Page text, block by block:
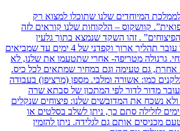
המיוחדים שלנו שתוכלו למצוא רק
קוושקוס – הלקוחות שלנו קוראים לזה
. זהו השקד שנמצא בתוך גלעין
המשמש. השקד עובר תהליך ארוך וקפדני של 4 ימים עד שמביאים
גרנולה מטריפה- אחרי שתטעמו את שלנו, לא
אחרת, גם טעימה וגם במחיר שמתאים לכל כיס.
כמו: אשורה ומלבי. מספן (מרציפן) בעבודה
מדור לדור לפי המתכון של סבתא שרה
נשכח את המדובשים שלנו: פיצוחים שנקלים
לזלילה סתם כך, ניתן לשלב בסלטים או
מכניסים אותם גם לגלידה. ניתן להזמין